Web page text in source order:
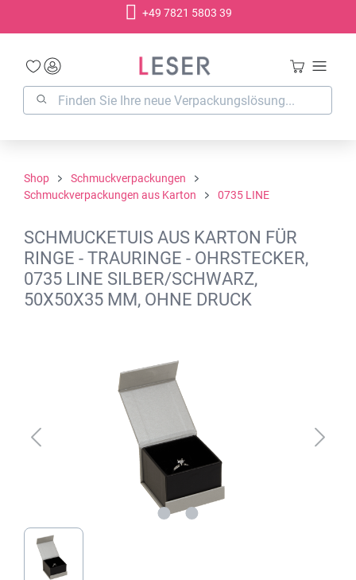
+49 7821 5803 39
Shop
Schmuckverpackungen
Schmuckverpackungen aus Karton
0735 LINE
SCHMUCKETUIS AUS KARTON FÜR
RINGE - TRAURINGE - OHRSTECKER,
0735 LINE SILBER/SCHWARZ,
50X50X35 MM, OHNE DRUCK